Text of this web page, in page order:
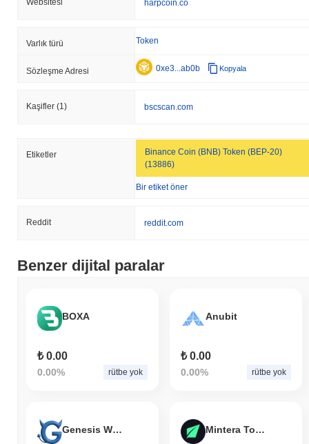
Websitesi harpcoin.co
Varlık türü Token
Sözleşme Adresi 0xe3...ab0b Kopyala
Kaşifler (1) bscscan.com
Etiketler
Binance Coin (BNB) Token (BEP-20)
(13886)
Bir etiket öner
Reddit reddit.com
Benzer dijital paralar
BOXA
₺ 0.00
0.00% rütbe yok
Anubit
₺ 0.00
0.00% rütbe yok
Genesis Wink Mintera Token